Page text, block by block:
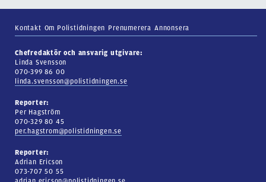
Kontakt Om Polistidningen Prenumerera Annonsera
Chefredaktör och ansvarig utgivare:
Linda Svensson
070-399 86 00
linda.svensson@polistidningen.se
Reporter:
Per Hagström
070-329 80 45
per.hagstrom@polistidningen.se
Reporter:
Adrian Ericson
073-707 50 55